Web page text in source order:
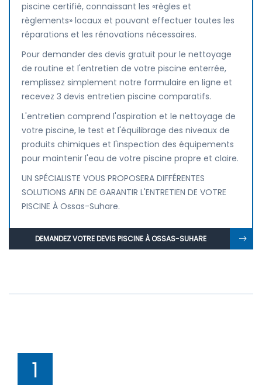
piscine certifié, connaissant les «règles et
règlements» locaux et pouvant effectuer toutes les
réparations et les rénovations nécessaires.
Pour demander des devis gratuit pour le nettoyage
de routine et l'entretien de votre piscine enterrée,
remplissez simplement notre formulaire en ligne et
recevez 3 devis entretien piscine comparatifs.
L'entretien comprend l'aspiration et le nettoyage de
votre piscine, le test et l'équilibrage des niveaux de
produits chimiques et l'inspection des équipements
pour maintenir l'eau de votre piscine propre et claire.
UN SPÉCIALISTE VOUS PROPOSERA DIFFÉRENTES
SOLUTIONS AFIN DE GARANTIR L'ENTRETIEN DE VOTRE
PISCINE À Ossas-Suhare.
DEMANDEZ VOTRE DEVIS PISCINE À OSSAS-SUHARE
1